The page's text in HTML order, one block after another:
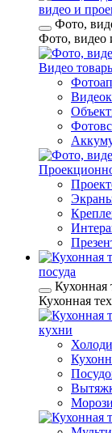
видео и
Фото,
Фото, видео
Видео
посуда
Кухонная
Кухонная
кухни